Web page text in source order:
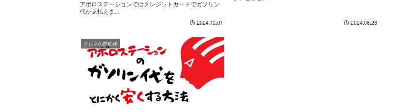
アポロステーションではクレジットカードでガソリン
代が支払えま...
2024.12.01 2024.06.23
クルマの節約術